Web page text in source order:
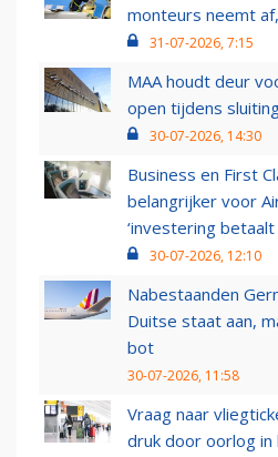
monteurs neemt
31-07-2026, 7:15
MAA houdt deur
open tijdens
30-07-2026, 14:30
Business en First
belangrijker voor
‘investering betaalt
30-07-2026, 12:10
Nabestaanden
Duitse staat aan,
bot
30-07-2026, 11:58
Vraag naar
druk door oorlog